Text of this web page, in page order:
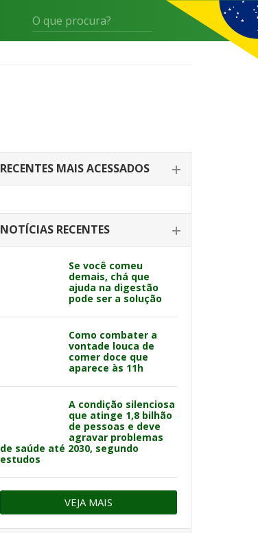
RECENTES MAIS ACESSADOS
NOTÍCIAS RECENTES
Se você comeu
demais, chá que
ajuda na digestão
pode ser a solução
Como combater a
vontade louca de
comer doce que
aparece às 11h
A condição silenciosa
que atinge 1,8 bilhão
de pessoas e deve
agravar problemas
de saúde até 2030, segundo
estudos
VEJA MAIS